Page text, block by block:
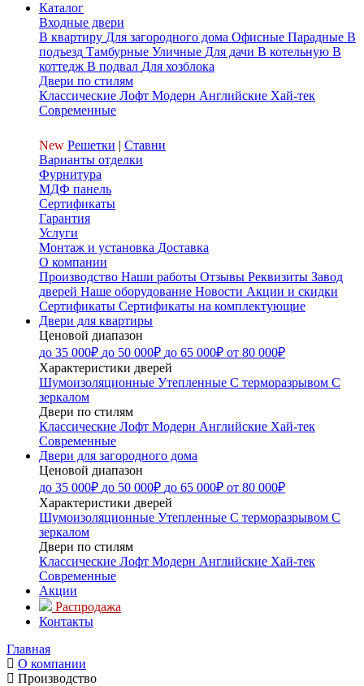
Каталог
Входные двери
В квартиру Для загородного дома Офисные Парадные В
подъезд Тамбурные Уличные Для дачи В котельную В
коттедж В подвал Для хозблока
Двери по стилям
Классические Лофт Модерн Английские Хай-тек
Современные
New Решетки | Ставни
Варианты отделки
Фурнитура
МДФ панель
Сертификаты
Гарантия
Услуги
Монтаж и установка Доставка
О компании
Производство Наши работы Отзывы Реквизиты Завод
дверей Наше оборудование Новости Акции и скидки
Сертификаты Сертификаты на комплектующие
Двери для квартиры
Ценовой диапазон
до 35 000₽ до 50 000₽ до 65 000₽ от 80 000₽
Характеристики дверей
Шумоизоляционные Утепленные С терморазрывом С
зеркалом
Двери по стилям
Классические Лофт Модерн Английские Хай-тек
Современные
Двери для загородного дома
Ценовой диапазон
до 35 000₽ до 50 000₽ до 65 000₽ от 80 000₽
Характеристики дверей
Шумоизоляционные Утепленные С терморазрывом С
зеркалом
Двери по стилям
Классические Лофт Модерн Английские Хай-тек
Современные
Акции
Распродажа
Контакты
Главная
О компании
Производство